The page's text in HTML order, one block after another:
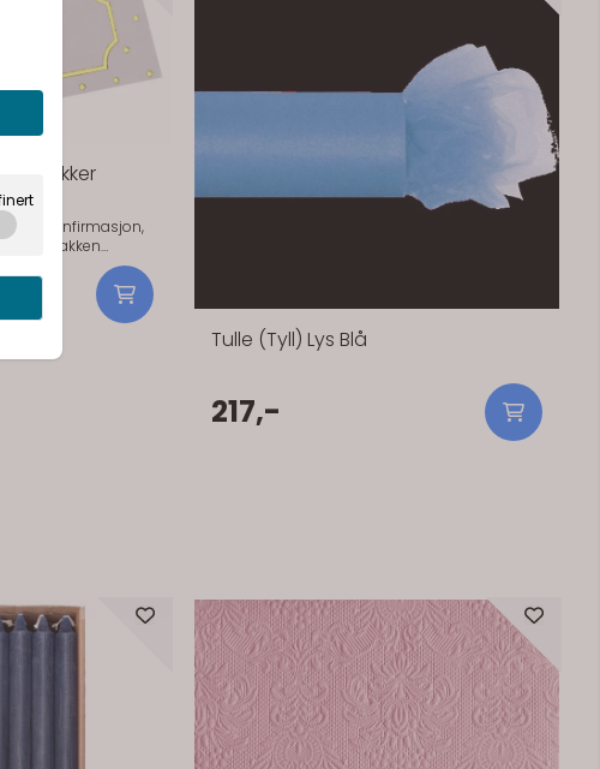
gullprikker
til konfirmasjon,
mer. Pakken
som måler 7 x 3
Tulle (Tyll) Lys Blå
217,-